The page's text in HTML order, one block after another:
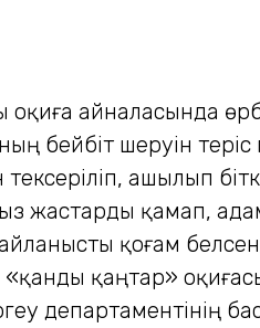
оқиға айналасында
бейбіт шеруін
ашылып
қамап, адам
қоғам
«қанды қаңтар»
департаментінің